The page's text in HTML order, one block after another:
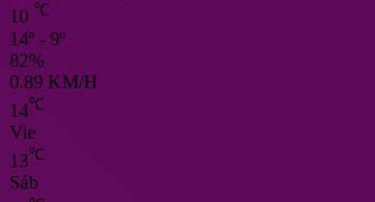
10 ℃
14º - 9º
82%
0.89 KM/H
14℃
Vie
13℃
Sáb